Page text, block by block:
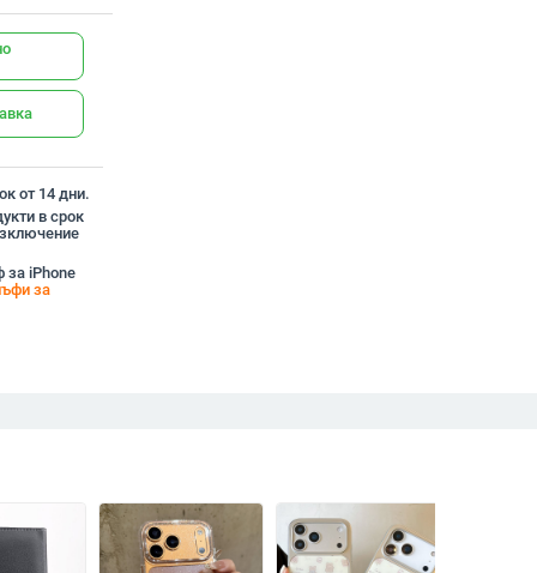
от 14 дни.
в срок
за iPhone
за